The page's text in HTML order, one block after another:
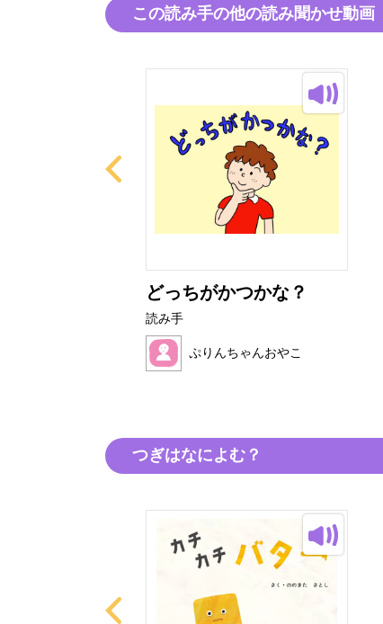
この読み手の他の読み聞かせ動画
どっちがかつかな？
読み手
ぷりんちゃんおやこ
つぎはなによむ？